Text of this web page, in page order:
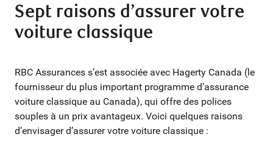
Sept raisons d’assurer votre
voiture classique
RBC Assurances s’est associée avec Hagerty Canada (le
fournisseur du plus important programme d’assurance
voiture classique au Canada), qui offre des polices
souples à un prix avantageux. Voici quelques raisons
d’envisager d’assurer votre voiture classique :